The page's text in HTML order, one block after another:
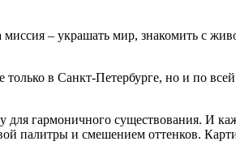
– украшать мир, знакомить с
в Санкт-Петербурге, но и по
гармоничного существования. И
палитры и смешением оттенков.